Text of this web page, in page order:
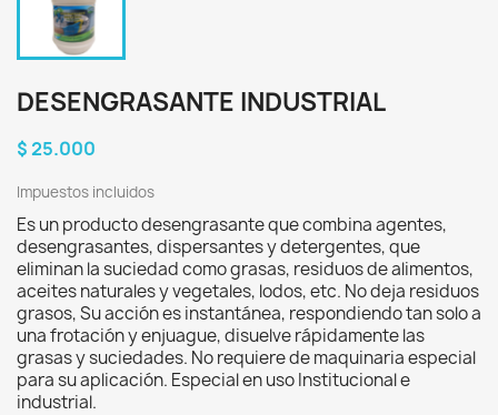
DESENGRASANTE INDUSTRIAL
$ 25.000
Impuestos incluidos
Es un producto desengrasante que combina agentes,
desengrasantes, dispersantes y detergentes, que
eliminan la suciedad como grasas, residuos de alimentos,
aceites naturales y vegetales, lodos, etc. No deja residuos
grasos, Su acción es instantánea, respondiendo tan solo a
una frotación y enjuague, disuelve rápidamente las
grasas y suciedades. No requiere de maquinaria especial
para su aplicación. Especial en uso Institucional e
industrial.